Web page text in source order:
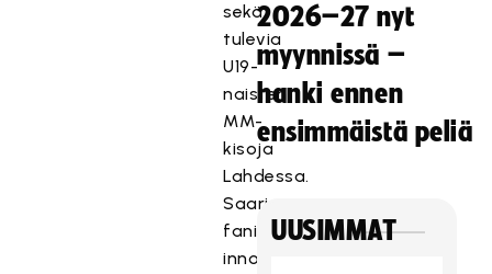
sekä
tulevia
U19-
naisten
MM-
kisoja
Lahdessa.
Saarinen
fanittaa
innokkaasti
2026–27 nyt
myynnissä –
hanki ennen
ensimmäistä peliä
UUSIMMAT